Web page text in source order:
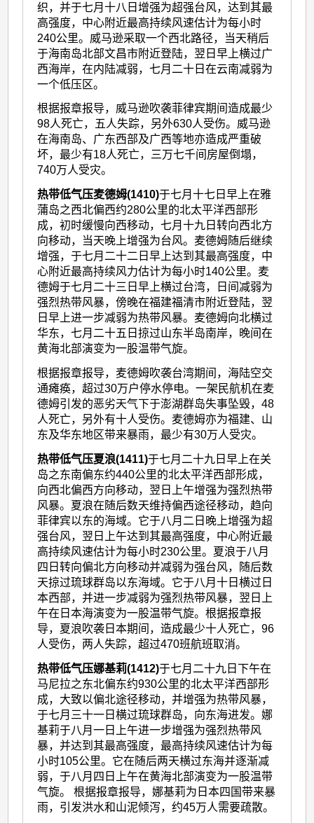
织，并于七月十八日增强为超强台风，达到其最
高强度，中心附近最高持续风速估计为每小时
240公里。威马逊采取一个西北路径，当天稍后
于海南岛北部文昌市附近登陆，翌日早上横过广
西海岸，在内陆减弱，七月二十日在云南减弱为
一个低压区。
根据报章报导，威马逊吹袭菲律宾期间造成最少
98人死亡，五人失踪，另外630人受伤。威马逊
在海南岛、广东西部及广西等地亦造成严重破
坏，最少有18人死亡，三万七千间房屋倒塌，
740万人受灾。
热带低气压麦德姆(1410)于七月十七日早上在雅
蒲岛之西北偏西约280公里的北太平洋西部形
成，初时缓慢向西移动，七月十九日转向西北方
向移动，当天晚上增强为台风。麦德姆随后继续
增强，于七月二十二日早上达到其最高强度，中
心附近最高持续风力估计为每小时140公里。麦
德姆于七月二十三日早上横过台湾，日间减弱为
强烈热带风暴，傍晚在福建福清市附近登陆，翌
日早上进一步减弱为热带风暴。麦德姆向北横过
华东，七月二十五日掠过山东半岛南岸，晚间在
黄海北部演变为一股温带气旋。
根据报章报导，麦德姆吹袭台湾期间，海陆空交
通瘫痪，超过30万户停水停电。一架民航机在麦
德姆引发的恶劣天气下于澎湖群岛失事坠毁，48
人死亡，另外有十人受伤。麦德姆亦为福建、山
东及华东地区带来暴雨，最少有30万人受灾。
热带低气压夏浪(1411)于七月二十九日早上在关
岛之东南偏东约440公里的北太平洋西部形成，
向西北偏西方向移动，翌日上午增强为强烈热带
风暴。夏浪在随后数天维持偏西途径移动，趋向
菲律宾以东的海域。它于八月二日晚上增强为超
强台风，翌日上午达到其最高强度，中心附近最
高持续风速估计为每小时230公里。夏浪于八月
四日转向偏北方向移动并减弱为强台风，随后数
天掠过琉球群岛以东海域。它于八月十日横过日
本西部，并进一步减弱为强烈热带风暴，翌日上
午在日本海演变为一股温带气旋。根据报章报
导，夏浪吹袭日本期间，造成最少十人死亡，96
人受伤，两人失踪，超过470班航班取消。
热带低气压娜基莉(1412)于七月二十九日下午在
马尼拉之东北偏东约930公里的北太平洋西部形
成，大致以偏北途径移动，并增强为热带风暴，
于七月三十一日横过琉球群岛，向东海进发。娜
基莉于八月一日上午进一步增强为强烈热带风
暴，并达到其最高强度，最高持续风速估计为每
小时105公里。它在随后两天横过东海并逐渐减
弱，于八月四日上午在黄海北部演变为一股温带
气旋。 根据报章报导，娜基莉为日本四国带来暴
雨，引发洪水和山泥倾泻，约45万人需要疏散。